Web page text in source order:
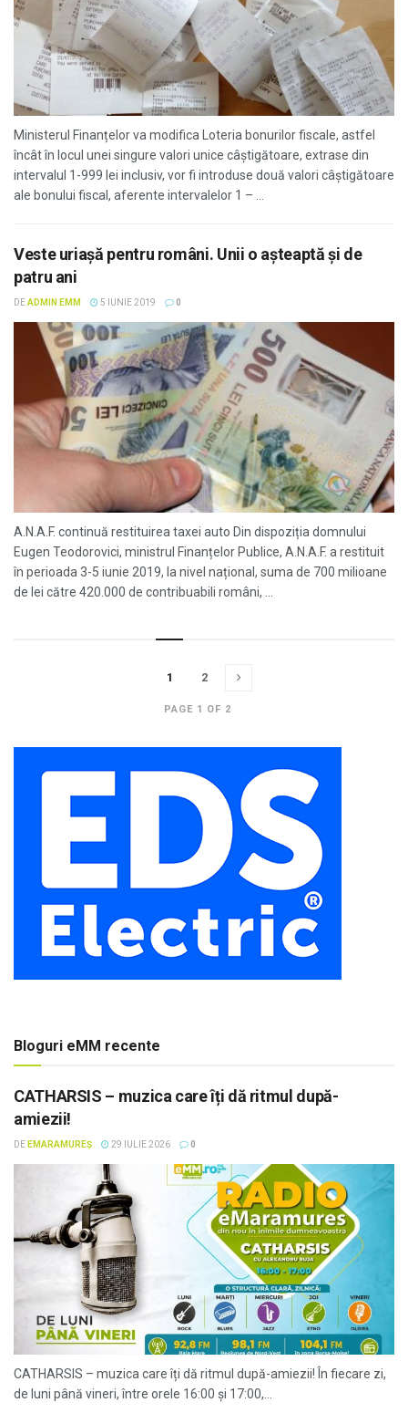
Ministerul Finan­țelor va modifica Loteria bonurilor fiscale, astfel
încât în locul unei singure valori unice câști­gătoare, extrase din
intervalul 1-999 lei inclusiv, vor fi introduse două valori câștigătoare
ale bonului fiscal, aferente intervalelor 1 – ...
Veste uriașă pentru români. Unii o așteaptă și de
patru ani
DEADMIN EMM 5 IUNIE 2019 0
A.N.A.F. continuă restituirea taxei auto Din dispoziția domnului
Eugen Teodorovici, ministrul Finanțelor Publice, A.N.A.F. a restituit
în perioada 3-5 iunie 2019, la nivel național, suma de 700 milioane
de lei către 420.000 de contribuabili români, ...
PAGE 1 OF 2
1 2
Bloguri eMM recente
CATHARSIS – muzica care îți dă ritmul după-
amiezii!
DE EMARAMUREȘ 29 IULIE 2026 0
CATHARSIS – muzica care îți dă ritmul după-amiezii! În fiecare zi,
de luni până vineri, între orele 16:00 și 17:00,...